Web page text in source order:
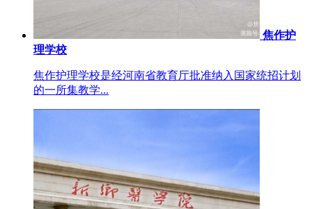
焦作护
理学校
焦作护理学校是经河南省教育厅批准纳入国家统招计划
的一所集教学...